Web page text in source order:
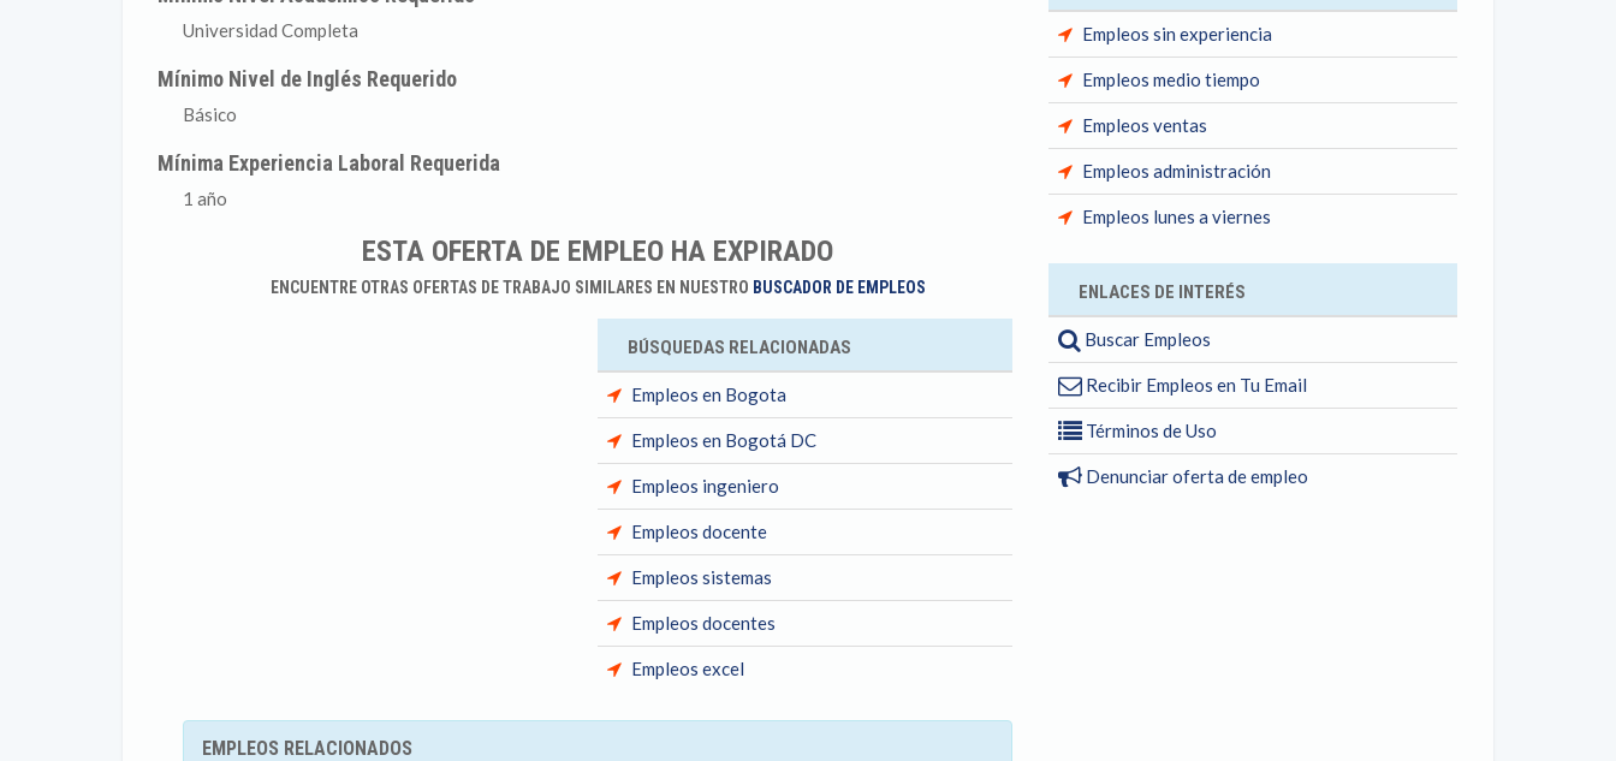
Universidad Completa
Mínimo Nivel de Inglés Requerido
Básico
Mínima Experiencia Laboral Requerida
1 año
ESTA OFERTA DE EMPLEO HA EXPIRADO
ENCUENTRE OTRAS OFERTAS DE TRABAJO SIMILARES EN NUESTRO BUSCADOR DE EMPLEOS
BÚSQUEDAS RELACIONADAS
Empleos en Bogota
Empleos en Bogotá DC
Empleos ingeniero
Empleos docente
Empleos sistemas
Empleos docentes
Empleos excel
EMPLEOS RELACIONADOS
Empleos sin experiencia
Empleos medio tiempo
Empleos ventas
Empleos administración
Empleos lunes a viernes
ENLACES DE INTERÉS
Buscar Empleos
Recibir Empleos en Tu Email
Términos de Uso
Denunciar oferta de empleo